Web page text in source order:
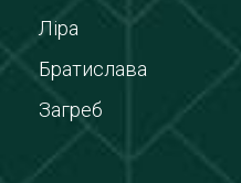
Ліра
Братислава
Загреб